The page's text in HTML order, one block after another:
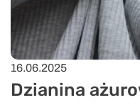
16.06.2025
Dzianina